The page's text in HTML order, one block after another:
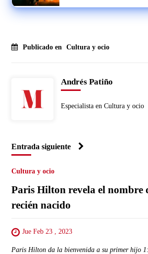
Publicado en Cultura y ocio
Andrés Patiño
Especialista en Cultura y ocio
Entrada siguiente
Cultura y ocio
Paris Hilton revela el nombre
recién nacido
Jue Feb 23 , 2023
Paris Hilton da la bienvenida a su primer hijo